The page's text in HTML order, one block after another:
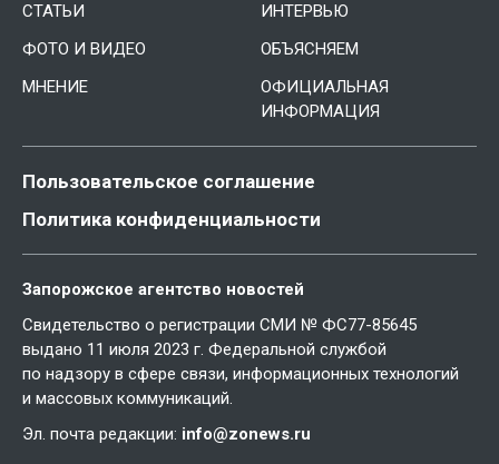
СТАТЬИ
ИНТЕРВЬЮ
ФОТО И ВИДЕО
ОБЪЯСНЯЕМ
МНЕНИЕ
ОФИЦИАЛЬНАЯ
ИНФОРМАЦИЯ
Пользовательское соглашение
Политика конфиденциальности
Запорожское агентство новостей
Свидетельство о регистрации СМИ № ФС77-85645
выдано 11 июля 2023 г. Федеральной службой
по надзору в сфере связи, информационных технологий
и массовых коммуникаций.
Эл. почта редакции: info@zonews.ru